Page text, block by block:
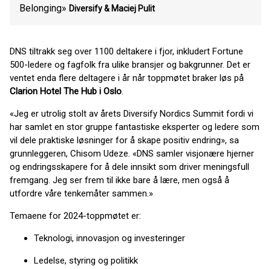
Belonging» Diversify & Maciej Pulit
DNS tiltrakk seg over 1100 deltakere i fjor, inkludert Fortune
500-ledere og fagfolk fra ulike bransjer og bakgrunner. Det er
ventet enda flere deltagere i år når toppmøtet braker løs på
Clarion Hotel The Hub i Oslo.
«Jeg er utrolig stolt av årets Diversify Nordics Summit fordi vi
har samlet en stor gruppe fantastiske eksperter og ledere som
vil dele praktiske løsninger for å skape positiv endring», sa
grunnleggeren, Chisom Udeze. «DNS samler visjonære hjerner
og endringsskapere for å dele innsikt som driver meningsfull
fremgang. Jeg ser frem til ikke bare å lære, men også å
utfordre våre tenkemåter sammen.»
Temaene for 2024-toppmøtet er:
Teknologi, innovasjon og investeringer
Ledelse, styring og politikk